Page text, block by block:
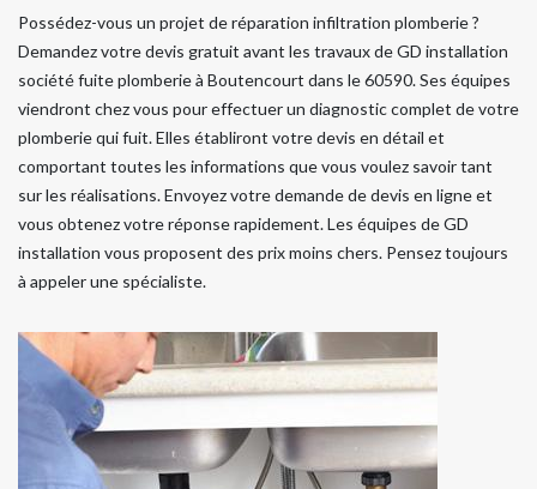
Possédez-vous un projet de réparation infiltration plomberie ?
Demandez votre devis gratuit avant les travaux de GD installation
société fuite plomberie à Boutencourt dans le 60590. Ses équipes
viendront chez vous pour effectuer un diagnostic complet de votre
plomberie qui fuit. Elles établiront votre devis en détail et
comportant toutes les informations que vous voulez savoir tant
sur les réalisations. Envoyez votre demande de devis en ligne et
vous obtenez votre réponse rapidement. Les équipes de GD
installation vous proposent des prix moins chers. Pensez toujours
à appeler une spécialiste.